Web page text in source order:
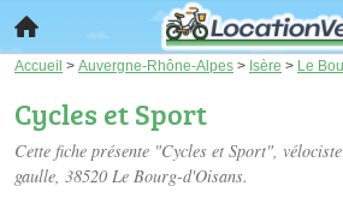
Accueil > Auvergne-Rhône-Alpes > Isère > Le
Cycles et Sport
Cette fiche présente "Cycles et Sport",
gaulle, 38520 Le Bourg-d'Oisans.